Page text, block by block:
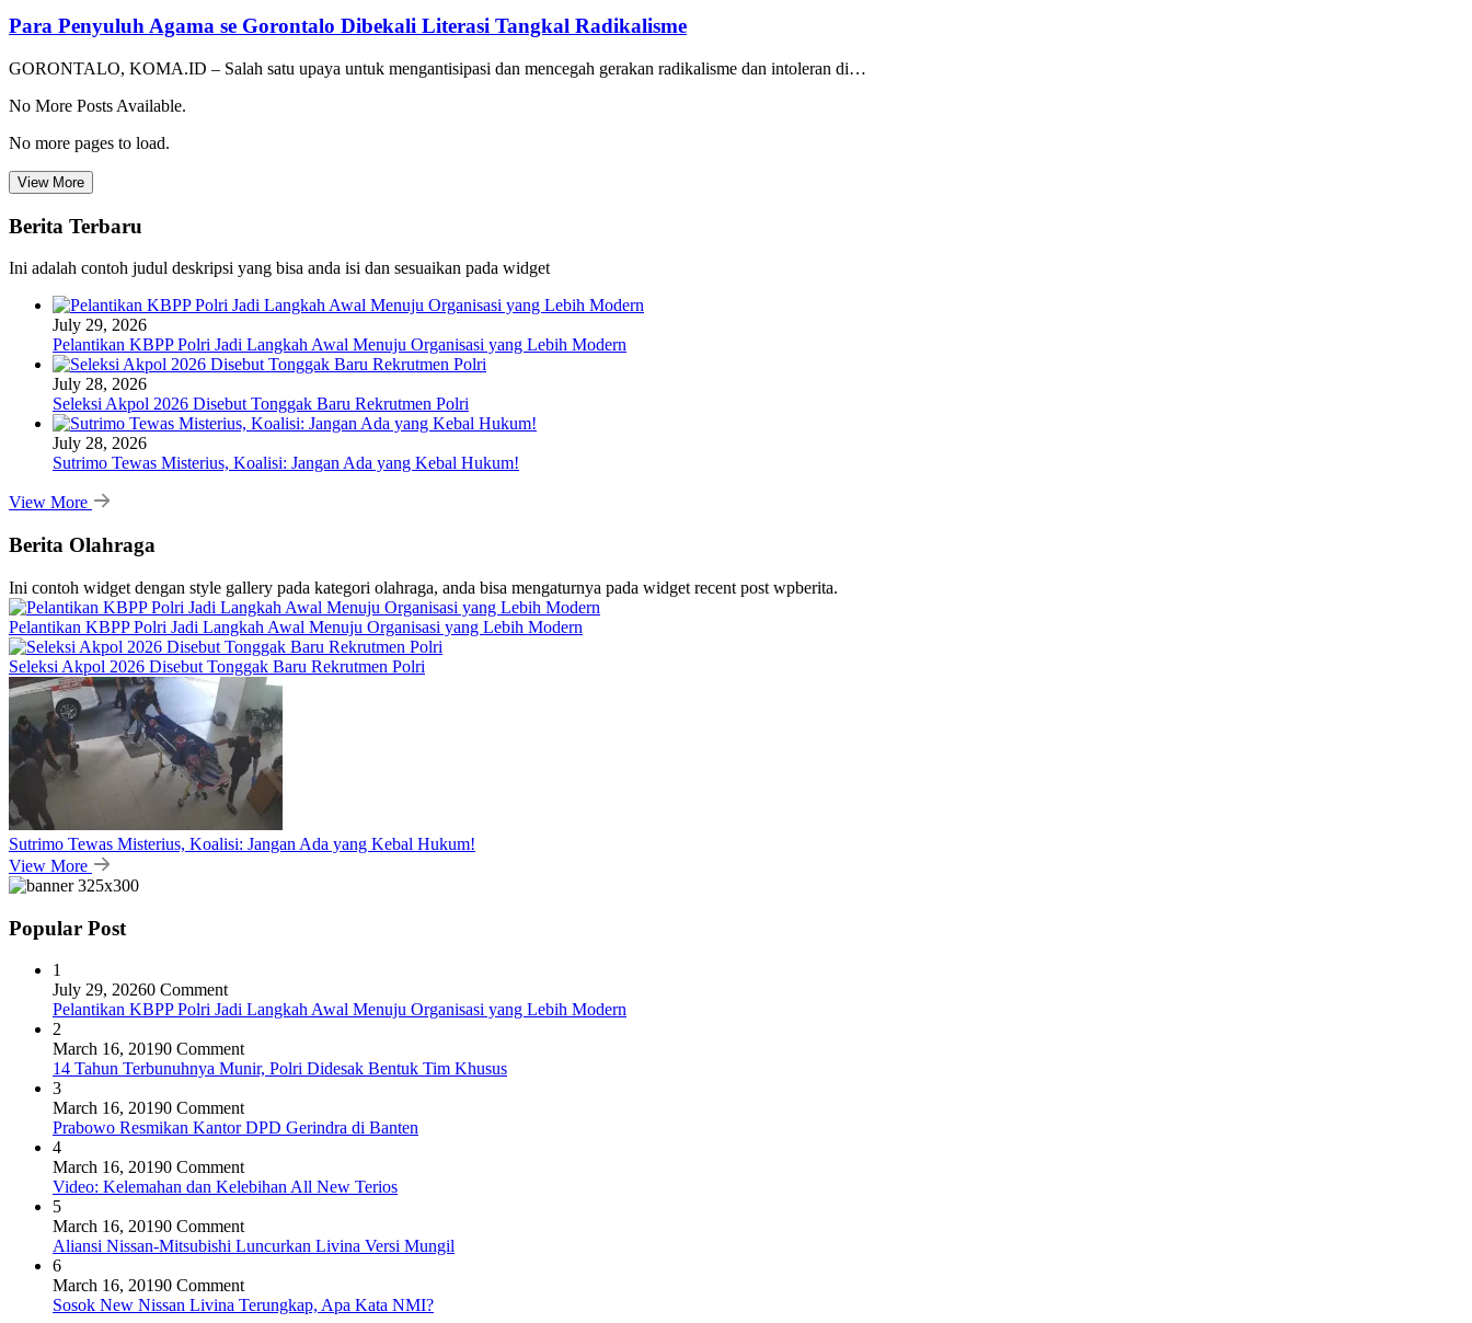
Para Penyuluh Agama se Gorontalo Dibekali Literasi Tangkal Radikalisme
GORONTALO, KOMA.ID – Salah satu upaya untuk mengantisipasi dan mencegah gerakan radikalisme dan intoleran di…
No More Posts Available.
No more pages to load.
View More
Berita Terbaru
Ini adalah contoh judul deskripsi yang bisa anda isi dan sesuaikan pada widget
July 29, 2026
Pelantikan KBPP Polri Jadi Langkah Awal Menuju Organisasi yang Lebih Modern
July 28, 2026
Seleksi Akpol 2026 Disebut Tonggak Baru Rekrutmen Polri
July 28, 2026
Sutrimo Tewas Misterius, Koalisi: Jangan Ada yang Kebal Hukum!
View More
Berita Olahraga
Ini contoh widget dengan style gallery pada kategori olahraga, anda bisa mengaturnya pada widget recent post wpberita.
Pelantikan KBPP Polri Jadi Langkah Awal Menuju Organisasi yang Lebih Modern
Seleksi Akpol 2026 Disebut Tonggak Baru Rekrutmen Polri
Sutrimo Tewas Misterius, Koalisi: Jangan Ada yang Kebal Hukum!
View More
Popular Post
1
July 29, 20260 Comment
Pelantikan KBPP Polri Jadi Langkah Awal Menuju Organisasi yang Lebih Modern
2
March 16, 20190 Comment
14 Tahun Terbunuhnya Munir, Polri Didesak Bentuk Tim Khusus
3
March 16, 20190 Comment
Prabowo Resmikan Kantor DPD Gerindra di Banten
4
March 16, 20190 Comment
Video: Kelemahan dan Kelebihan All New Terios
5
March 16, 20190 Comment
Aliansi Nissan-Mitsubishi Luncurkan Livina Versi Mungil
6
March 16, 20190 Comment
Sosok New Nissan Livina Terungkap, Apa Kata NMI?